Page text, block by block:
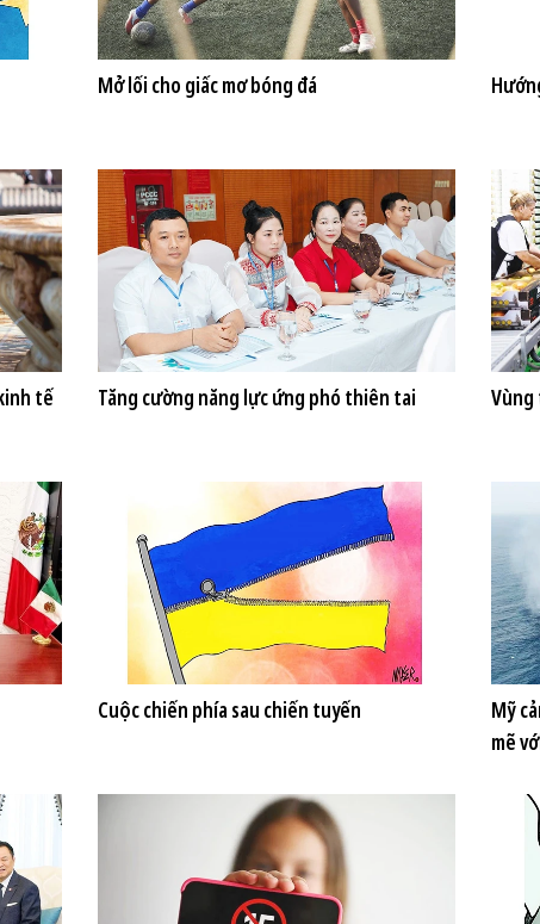
Mở lối cho giấc mơ bóng đá
tế
Tăng cường năng lực ứng phó thiên tai Vùng
Cuộc chiến phía sau chiến tuyến
Mỹ
mẽ